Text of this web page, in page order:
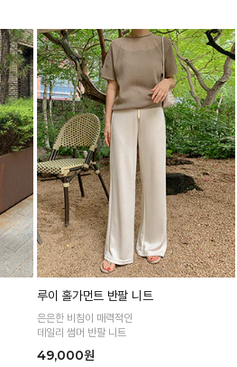
루이 홀가먼트 반팔 니트
은은한 비침이 매력적인
데일리 썸머 반팔 니트
49,000원